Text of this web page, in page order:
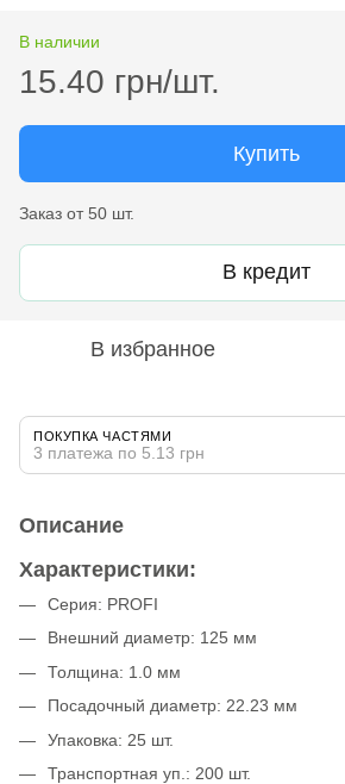
В наличии
15.40 грн/шт.
Купить
Заказ от 50 шт.
В кредит
В избранное
ПОКУПКА ЧАСТЯМИ
3 платежа по 5.13 грн
Описание
Характеристики:
Серия: PROFI
Внешний диаметр: 125 мм
Толщина: 1.0 мм
Посадочный диаметр: 22.23 мм
Упаковка: 25 шт.
Транспортная уп.: 200 шт.